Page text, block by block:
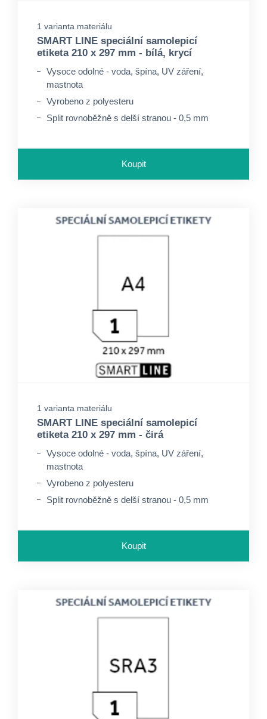
1 varianta materiálu
SMART LINE speciální samolepicí
etiketa 210 x 297 mm - bílá, krycí
Vysoce odolné - voda, špína, UV záření,
mastnota
Vyrobeno z polyesteru
Split rovnoběžně s delší stranou - 0,5 mm
Koupit
1 varianta materiálu
SMART LINE speciální samolepicí
etiketa 210 x 297 mm - čirá
Vysoce odolné - voda, špína, UV záření,
mastnota
Vyrobeno z polyesteru
Split rovnoběžně s delší stranou - 0,5 mm
Koupit